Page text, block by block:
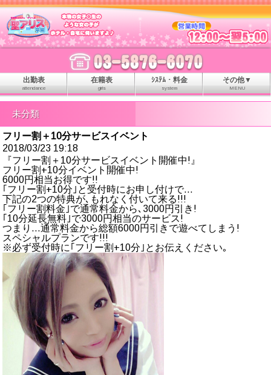
出勤表
attendance
在籍表
girls
ｼｽﾃﾑ・料金
system
その他▼
MENU
未分類
フリー割＋10分サービスイベント
2018/03/23 19:18
『フリー割＋10分サービスイベント開催中!』
フリー割+10分イベント開催中!
6000円相当お得です!!
｢フリー割+10分｣と受付時にお申し付けで…
下記の2つの特典が､もれなく付いて来る!!!
｢フリー割料金｣で通常料金から､3000円引き!
｢10分延長無料｣で3000円相当のサービス!
つまり…通常料金から総額6000円引きで遊べてしまう!
スペシャルプランです!!!
※必ず受付時に｢フリー割+10分｣とお伝えください｡